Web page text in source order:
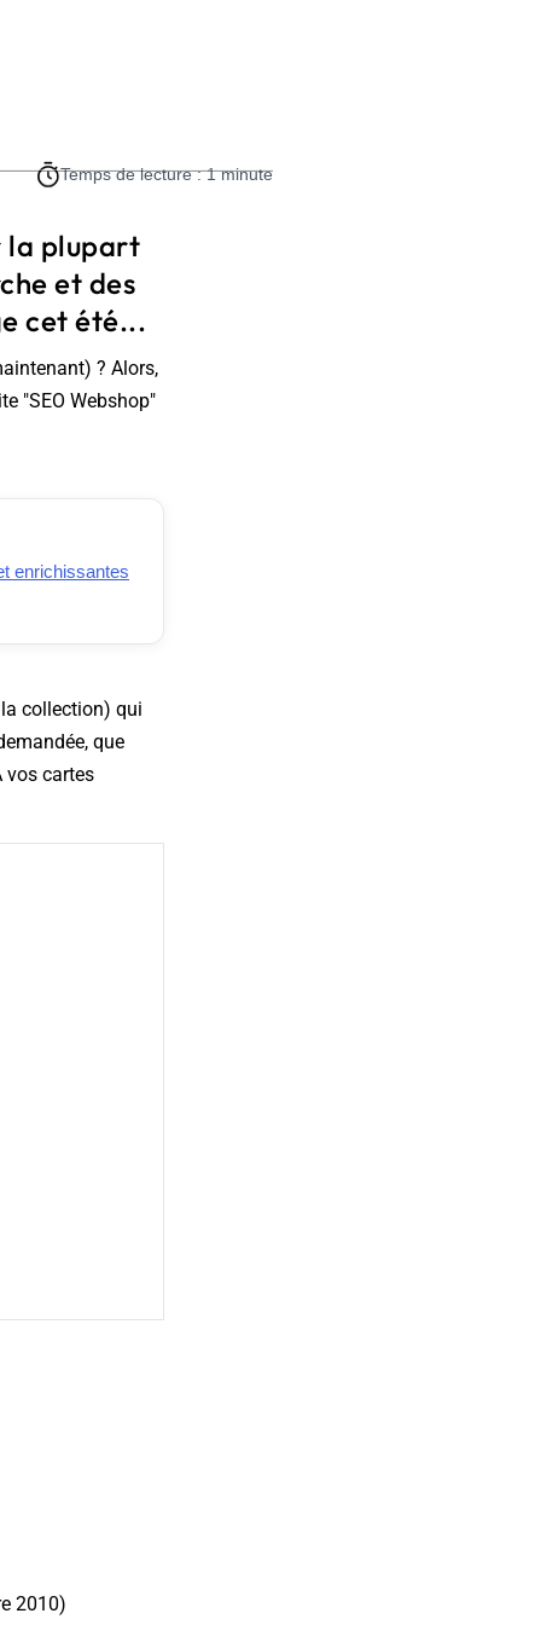
Temps de lecture : 1 minute
la plupart
et des
cet été...
? Alors,
"SEO Webshop"
enrichissantes
collection) qui
que
vos cartes
2010)